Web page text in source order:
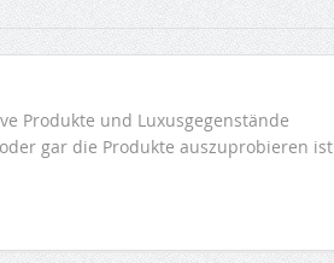
Produkte und Luxusgegenstände
gar die Produkte auszuprobieren ist